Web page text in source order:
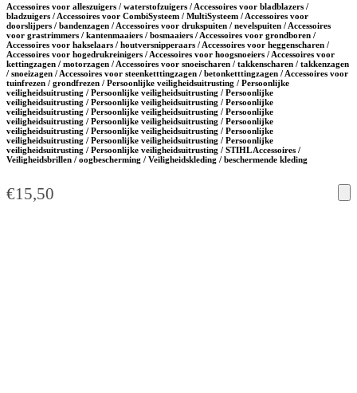
Accessoires voor alleszuigers / waterstofzuigers / Accessoires voor bladblazers /
bladzuigers / Accessoires voor CombiSysteem / MultiSysteem / Accessoires voor
doorslijpers / bandenzagen / Accessoires voor drukspuiten / nevelspuiten / Accessoires
voor grastrimmers / kantenmaaiers / bosmaaiers / Accessoires voor grondboren /
Accessoires voor hakselaars / houtversnipperaars / Accessoires voor heggenscharen /
Accessoires voor hogedrukreinigers / Accessoires voor hoogsnoeiers / Accessoires voor
kettingzagen / motorzagen / Accessoires voor snoeischaren / takkenscharen / takkenzagen
/ snoeizagen / Accessoires voor steenketttingzagen / betonketttingzagen / Accessoires voor
tuinfrezen / grondfrezen / Persoonlijke veiligheidsuitrusting / Persoonlijke
veiligheidsuitrusting / Persoonlijke veiligheidsuitrusting / Persoonlijke
veiligheidsuitrusting / Persoonlijke veiligheidsuitrusting / Persoonlijke
veiligheidsuitrusting / Persoonlijke veiligheidsuitrusting / Persoonlijke
veiligheidsuitrusting / Persoonlijke veiligheidsuitrusting / Persoonlijke
veiligheidsuitrusting / Persoonlijke veiligheidsuitrusting / Persoonlijke
veiligheidsuitrusting / Persoonlijke veiligheidsuitrusting / Persoonlijke
veiligheidsuitrusting / Persoonlijke veiligheidsuitrusting / STIHL Accessoires /
Veiligheidsbrillen / oogbescherming / Veiligheidskleding / beschermende kleding
€15,50